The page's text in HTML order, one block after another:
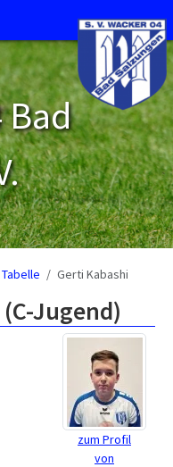
Bad
Gerti Kabashi
Jugend)
zum Profil
von